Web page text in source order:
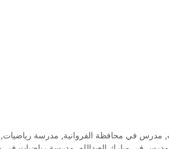
, مدرس في محافظة الفروانية, مدرسة رياضيات,